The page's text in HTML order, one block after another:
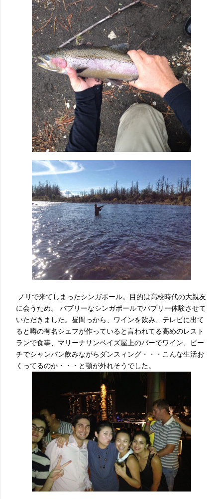
ノリで来てしまったシンガポール。目的は高校時代の大親友
に会うため。 バブリーなシンガポールでバブリー体験させて
いただきました。昼間っから、ワインを飲み、テレビに出て
ると噂の有名シェフが作っていると言われてる高めのレスト
ランで食事、マリーナサンベイズ屋上のバーでワイン、ビー
チでシャンパン飲みながらダンスィング・・・こんな生活お
くってるのか・・・と顎が外れそうでした。